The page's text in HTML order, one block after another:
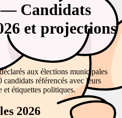
Candidats
et projections
aux élections municipales
référencés avec leurs
et étiquettes politiques.
2026